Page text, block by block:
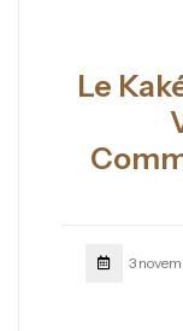
Le
3